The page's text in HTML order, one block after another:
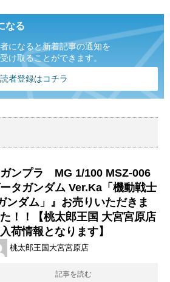
なる
になると新着記事の通知を
け取ることができます。
読者登録はコチラ
ガンプラ MG 1/100 ​MSZ-006
タガンダム ​Ver.Ka「機動戦士
ンダム」』お売りいただきま
た！！【桃太郎王国 大宮宮原店
荷情報となります】
桃太郎王国大宮宮原店
記事を読む